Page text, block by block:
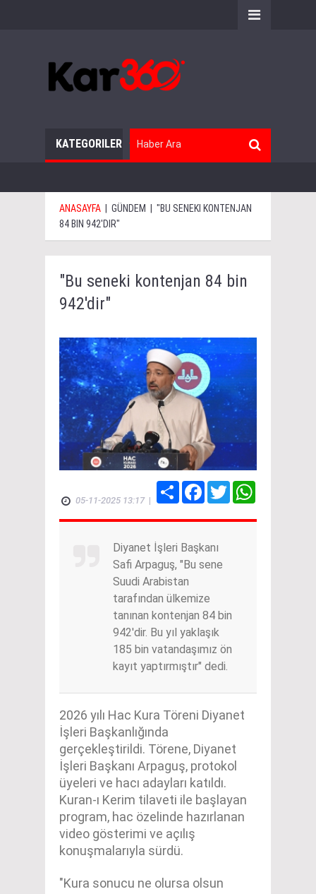
KATEGORILER
ANASAYFA | GÜNDEM | "BU SENEKI KONTENJAN
84 BIN 942'DIR"
"Bu seneki kontenjan 84 bin
942'dir"
05-11-2025 13:17|
Share FacebookTwitter
Diyanet İşleri Başkanı
Safi Arpaguş, "Bu sene
Suudi Arabistan
tarafından ülkemize
tanınan kontenjan 84 bin
942'dir. Bu yıl yaklaşık
185 bin vatandaşımız ön
kayıt yaptırmıştır" dedi.
2026 yılı Hac Kura Töreni Diyanet
İşleri Başkanlığında
gerçekleştirildi. Törene, Diyanet
İşleri Başkanı Arpaguş, protokol
üyeleri ve hacı adayları katıldı.
Kuran-ı Kerim tilaveti ile başlayan
program, hac özelinde hazırlanan
video gösterimi ve açılış
konuşmalarıyla sürdü.
"Kura sonucu ne olursa olsun